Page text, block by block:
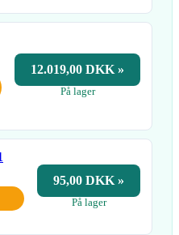
12.019,00 DKK »
På lager
95,00 DKK »
På lager